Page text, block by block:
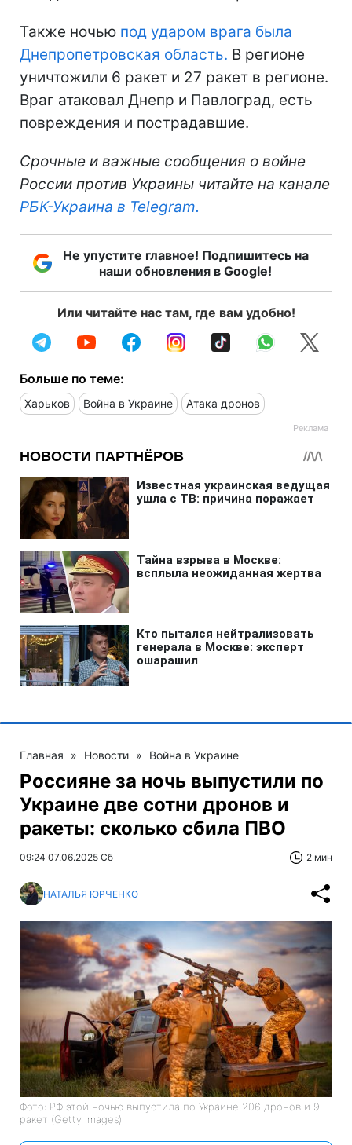
Также ночью под ударом врага была
Днепропетровская область. В регионе
уничтожили 6 ракет и 27 ракет в регионе.
Враг атаковал Днепр и Павлоград, есть
повреждения и пострадавшие.
Срочные и важные сообщения о войне
России против Украины читайте на канале
РБК-Украина в Telegram.
Не упустите главное! Подпишитесь на
наши обновления в Google!
Или читайте нас там, где вам удобно!
Больше по теме:
Харьков Война в Украине Атака дронов
Главная » Новости » Война в Украине
Россияне за ночь выпустили по
Украине две сотни дронов и
ракеты: сколько сбила ПВО
09:24 07.06.2025 Сб 2 мин
НАТАЛЬЯ ЮРЧЕНКО
Фото: РФ этой ночью выпустила по Украине 206 дронов и 9
ракет (Getty Images)